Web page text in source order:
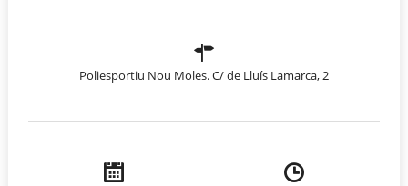
Poliesportiu Nou Moles. C/ de Lluís Lamarca, 2